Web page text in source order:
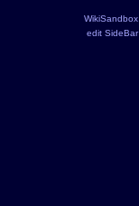
WikiSandbox
edit SideBar